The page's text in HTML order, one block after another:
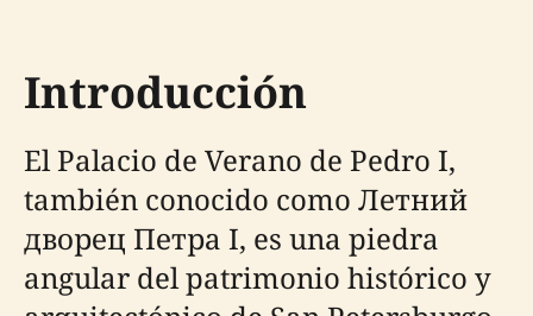
Introducción
El Palacio de Verano de Pedro I,
también conocido como Летний
дворец Петра I, es una piedra
angular del patrimonio histórico y